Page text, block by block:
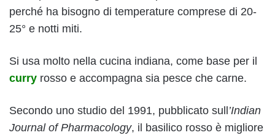
perché ha bisogno di temperature comprese di 20-
25° e notti miti.
Si usa molto nella cucina indiana, come base per il
curry rosso e accompagna sia pesce che carne.
Secondo uno studio del 1991, pubblicato sull ’Indian
Journal of Pharmacology, il basilico rosso è migliore